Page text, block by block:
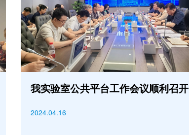
我实验室公共平台工作会议顺利召开
2024.04.16